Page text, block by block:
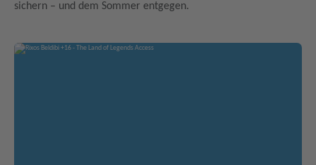
sichern – und dem Sommer entgegen.